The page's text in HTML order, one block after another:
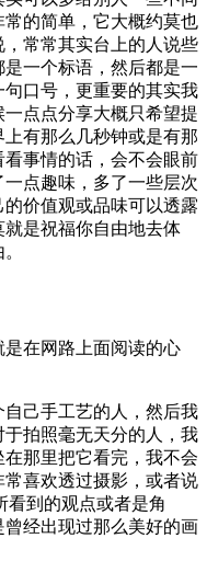
的简单，它大概约莫也
常常其实台上的人说些
一个标语，然后都是一
口号，更重要的其实我
点点分享大概只希望提
有那么几秒钟或是有那
事情的话，会不会眼前
点趣味，多了一些层次
价值观或品味可以透露
是祝福你自由地去体
在网路上面阅读的心
己手工艺的人，然后我
拍照毫无天分的人，我
那里把它看完，我不会
喜欢透过摄影，或者说
看到的观点或者是角
经出现过那么美好的画